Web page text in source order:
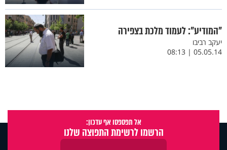
"המודיע": לעמוד מלכת בצפירה
יעקב רביבו
05.05.14 | 08:13
אל תפספסו אף עדכון:
הרשמו לרשימת התפוצה שלנו